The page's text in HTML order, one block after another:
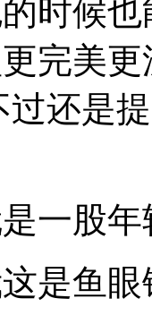
时候
完美
过还是
一股
是鱼